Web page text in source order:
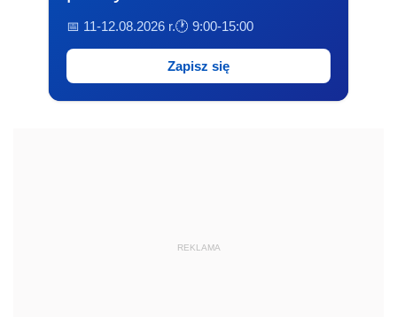
📅 11-12.08.2026 r.🕐 9:00-15:00
Zapisz się
REKLAMA